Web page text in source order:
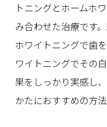
トニングとホームホ
み合わせた治療です
ホワイトニングで歯
ワイトニングでその
果をしっかり実感し
かたにおすすめの方法